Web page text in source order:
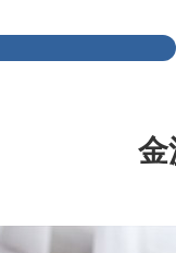
金